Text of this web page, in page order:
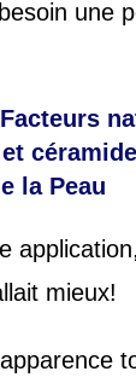
une
Facteurs
la Peau
mieux!